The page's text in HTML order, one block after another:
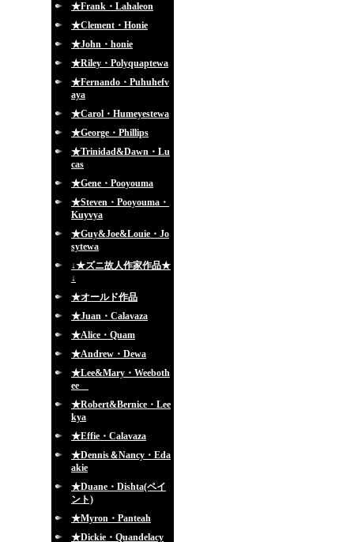
★Frank・Lahaleon
★Clement・Honie
★John・honie
★Riley・Polyquaptewa
★Fernando・Puhuhefv
aya
★Carol・Humeyestewa
★George・Phillips
★Trinidad&Dawn・Lu
cas
★Gene・Pooyouma
★Steven・Pooyouma・
Kuyvya
★Guy&Joe&Louie・Jo
sytewa
↓★ズニ故人作家作品★
↓
★オールド作品
★Juan・Calavaza
★Alice・Quam
★Andrew・Dewa
★Lee&Mary・Weeboth
ee
★Robert&Bernice・Lee
kya
★Effie・Calavaza
★Dennis＆Nancy・Eda
akie
★Duane・Dishta(ペイ
ント)
★Myron・Panteah
★Dickie・Quandelacy